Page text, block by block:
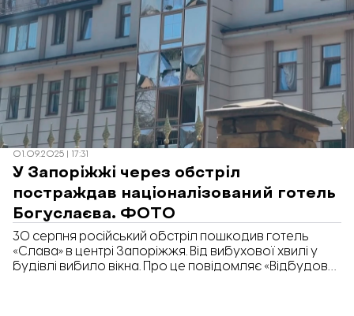
01.09.2025 | 17:31
У Запоріжжі через обстріл
постраждав націоналізований готель
Богуслаєва. ФОТО
30 серпня російський обстріл пошкодив готель
«Слава» в центрі Запоріжжя. Від вибухової хвилі у
будівлі вибило вікна. Про це повідомляє «Відбудова.